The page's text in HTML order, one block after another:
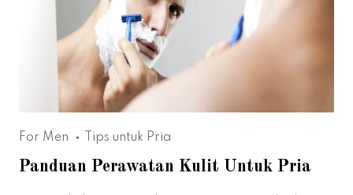
For Men Tips untuk Pria
Panduan Perawatan Kulit Untuk Pria